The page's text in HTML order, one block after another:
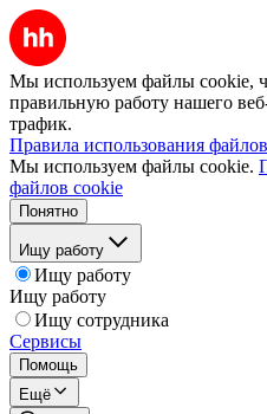
Мы используем файлы cookie,
правильную работу нашего
трафик.
Правила использования
Мы используем файлы cookie.
файлов cookie
Понятно
Ищу работу
Ищу работу
Ищу работу
Ищу сотрудника
Сервисы
Помощь
Ещё